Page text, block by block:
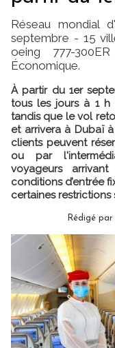
Réseau mondial
septembre - 15
oeing 777-
Économique.
À partir du 1er
tous les jours à 1 h
tandis que le vol
et arrivera à Dubaï
clients peuvent
ou par
voyageurs
conditions d’entrée
certaines restrictions
Rédigé par